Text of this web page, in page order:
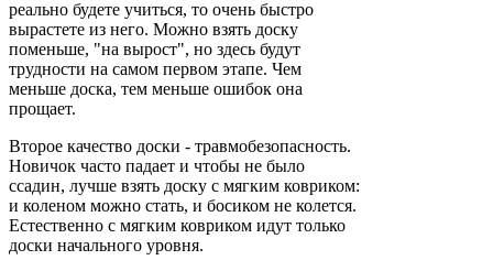
реально будете учиться, то очень быстро
вырастете из него. Можно взять доску
поменьше, "на вырост", но здесь будут
трудности на самом первом этапе. Чем
меньше доска, тем меньше ошибок она
прощает.
Второе качество доски - травмобезопасность.
Новичок часто падает и чтобы не было
ссадин, лучше взять доску с мягким ковриком:
и коленом можно стать, и босиком не колется.
Естественно с мягким ковриком идут только
доски начального уровня.